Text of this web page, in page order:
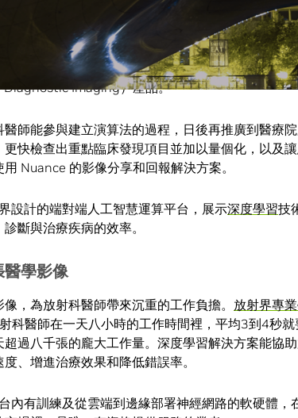
診斷影像的人工智慧市集產
案，目的是讓整個醫療生態體系裡的放射科醫師
布採用 NVIDIA 的深度學習平台，打造旗下新推出
Imaging）產品。
師能參與建立演算法的過程，日後再推廣到醫療
快檢查出重點臨床發現項目並加以量個化，以及
Nuance 的影像分享和回報解決方案。
設計的端對端人工智慧運算平台，展示深度學習技
斷與治療疾病的效率。
醫學影像
，為放射科醫師帶來沉重的工作負擔。 放射界專
科醫師在一天八小時的工作時間裡，平均3到4秒
過八千張的龐大工作量。深度學習解決方案能協
、增進治療效果和降低錯誤率。
內有訓練及從雲端到邊緣部署神經網路的軟硬體，